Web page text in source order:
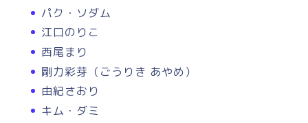
パク・ソダム
江口のりこ
西尾まり
剛力彩芽（ごうりき あやめ）
由紀さおり
キム・ダミ